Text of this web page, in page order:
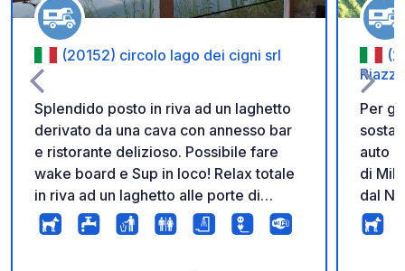
(20152) circolo lago dei cigni srl
Splendido posto in riva ad un laghetto
derivato da una cava con annesso bar
e ristorante delizioso. Possibile fare
wake board e Sup in loco! Relax totale
in riva ad un laghetto alle porte di
Milano. Posto unico!
Per
sosta
auto
di
dal